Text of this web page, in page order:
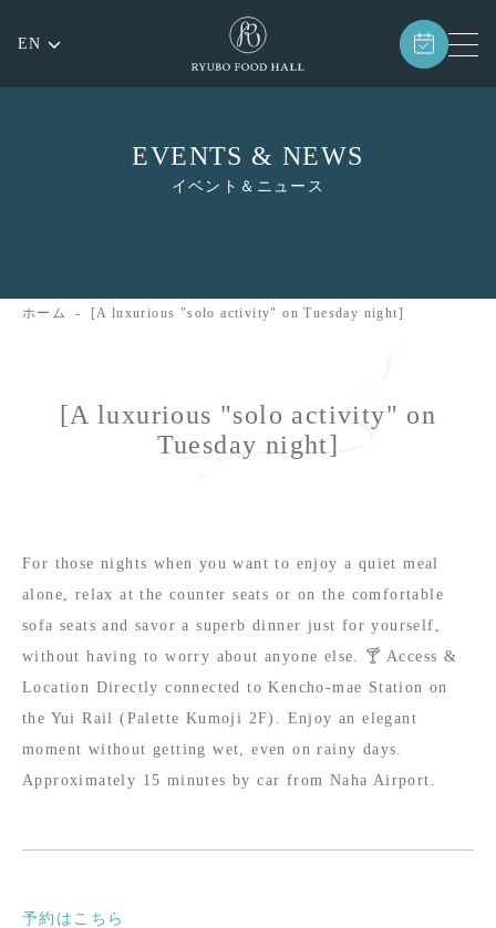
EN
EVENTS & NEWS
イベント＆ニュース
ホーム [A luxurious "solo activity" on Tuesday night]
[A luxurious "solo activity" on
Tuesday night]
For those nights when you want to enjoy a quiet meal
alone, relax at the counter seats or on the comfortable
sofa seats and savor a superb dinner just for yourself,
without having to worry about anyone else. 🍸 Access &
Location Directly connected to Kencho-mae Station on
the Yui Rail (Palette Kumoji 2F). Enjoy an elegant
moment without getting wet, even on rainy days.
Approximately 15 minutes by car from Naha Airport.
予約はこちら